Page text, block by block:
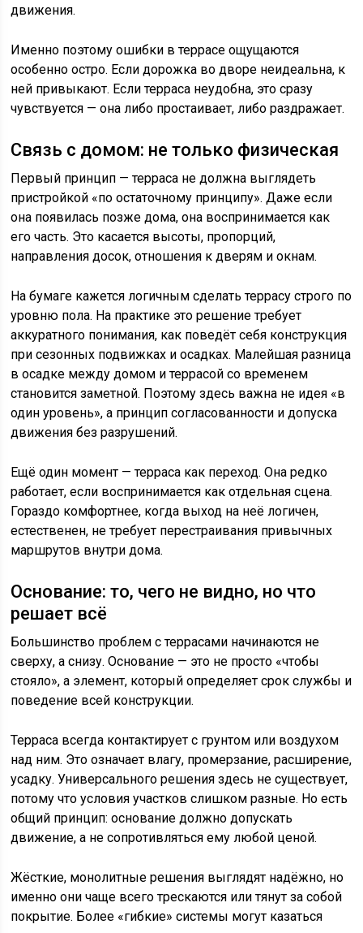
движения.
Именно поэтому ошибки в террасе ощущаются
особенно остро. Если дорожка во дворе неидеальна, к
ней привыкают. Если терраса неудобна, это сразу
чувствуется — она либо простаивает, либо раздражает.
Связь с домом: не только физическая
Первый принцип — терраса не должна выглядеть
пристройкой «по остаточному принципу». Даже если
она появилась позже дома, она воспринимается как
его часть. Это касается высоты, пропорций,
направления досок, отношения к дверям и окнам.
На бумаге кажется логичным сделать террасу строго по
уровню пола. На практике это решение требует
аккуратного понимания, как поведёт себя конструкция
при сезонных подвижках и осадках. Малейшая разница
в осадке между домом и террасой со временем
становится заметной. Поэтому здесь важна не идея «в
один уровень», а принцип согласованности и допуска
движения без разрушений.
Ещё один момент — терраса как переход. Она редко
работает, если воспринимается как отдельная сцена.
Гораздо комфортнее, когда выход на неё логичен,
естественен, не требует перестраивания привычных
маршрутов внутри дома.
Основание: то, чего не видно, но что
решает всё
Большинство проблем с террасами начинаются не
сверху, а снизу. Основание — это не просто «чтобы
стояло», а элемент, который определяет срок службы и
поведение всей конструкции.
Терраса всегда контактирует с грунтом или воздухом
над ним. Это означает влагу, промерзание, расширение,
усадку. Универсального решения здесь не существует,
потому что условия участков слишком разные. Но есть
общий принцип: основание должно допускать
движение, а не сопротивляться ему любой ценой.
Жёсткие, монолитные решения выглядят надёжно, но
именно они чаще всего трескаются или тянут за собой
покрытие. Более «гибкие» системы могут казаться